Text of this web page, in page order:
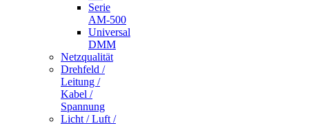
Serie
AM-500
Universal
DMM
Netzqualität
Drehfeld /
Leitung /
Kabel /
Spannung
Licht / Luft /